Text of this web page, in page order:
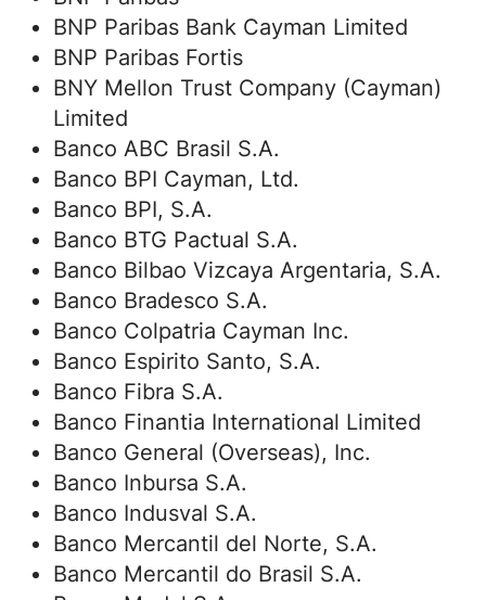
BNP Paribas Bank Cayman Limited
BNP Paribas Fortis
BNY Mellon Trust Company (Cayman)
Limited
Banco ABC Brasil S.A.
Banco BPI Cayman, Ltd.
Banco BPI, S.A.
Banco BTG Pactual S.A.
Banco Bilbao Vizcaya Argentaria, S.A.
Banco Bradesco S.A.
Banco Colpatria Cayman Inc.
Banco Espirito Santo, S.A.
Banco Fibra S.A.
Banco Finantia International Limited
Banco General (Overseas), Inc.
Banco Inbursa S.A.
Banco Indusval S.A.
Banco Mercantil del Norte, S.A.
Banco Mercantil do Brasil S.A.